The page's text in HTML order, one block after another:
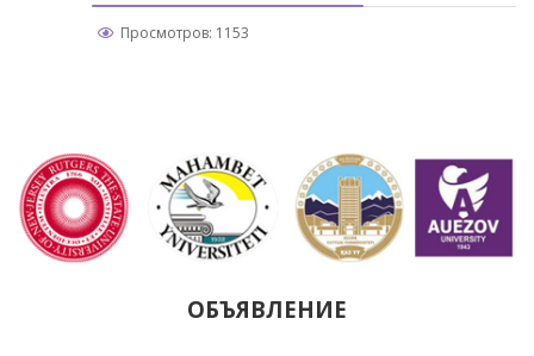
Просмотров: 1153
ОБЪЯВЛЕНИЕ